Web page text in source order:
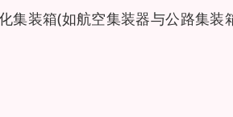
集装箱(如航空集装器与公路集装